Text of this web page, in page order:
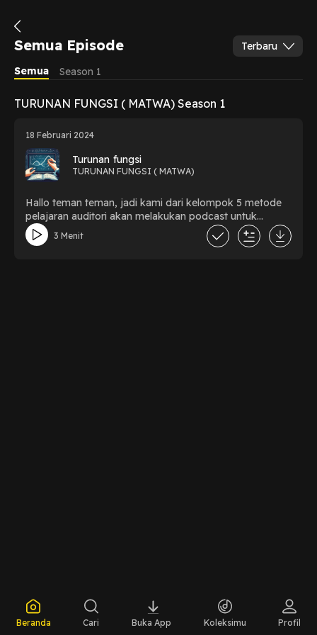
Semua Episode
Terbaru
Semua
Season 1
TURUNAN FUNGSI ( MATWA) Season 1
18 Februari 2024
Turunan fungsi
TURUNAN FUNGSI ( MATWA)
Hallo teman teman, jadi kami dari kelompok 5 metode
pelajaran auditori akan melakukan podcast untuk
memenuhi tugas matematika hari ini! Bagaimana ya
serunya diskusi kami? Jangan lupa disimak ya!! Terima
3 Menit
Beranda Cari Buka App Koleksimu Profil